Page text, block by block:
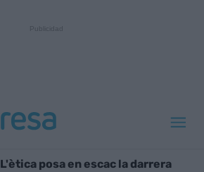
L'ètica posa en escac la darrera